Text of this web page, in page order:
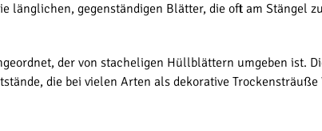
gegenständigen Blätter, die oft am Stängel
der von stacheligen Hüllblättern umgeben ist.
die bei vielen Arten als dekorative Trockensträuße